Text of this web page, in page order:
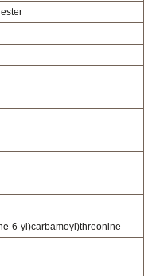
6-yl)carbamoyl)threonine